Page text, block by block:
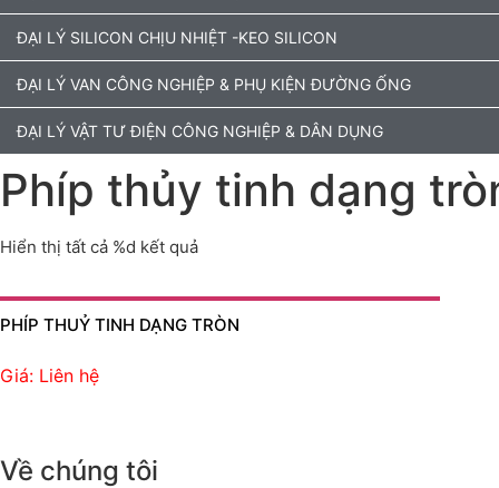
ĐẠI LÝ SILICON CHỊU NHIỆT -KEO SILICON
ĐẠI LÝ VAN CÔNG NGHIỆP & PHỤ KIỆN ĐƯỜNG ỐNG
ĐẠI LÝ VẬT TƯ ĐIỆN CÔNG NGHIỆP & DÂN DỤNG
Phíp thủy tinh dạng
Hiển thị tất cả %d kết quả
PHÍP THUỶ TINH DẠNG TRÒN
Giá: Liên hệ
Về chúng tôi